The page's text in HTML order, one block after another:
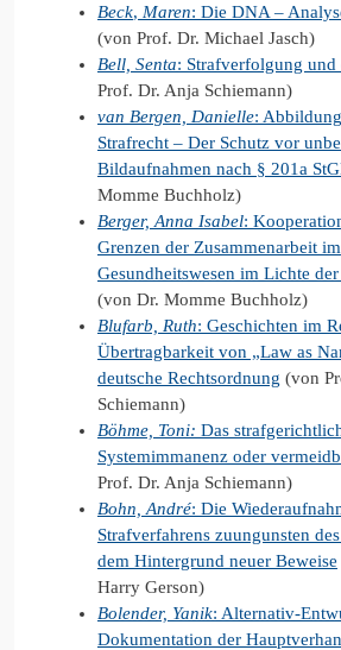
Beck, Maren: Die DNA –
(von Prof. Dr. Michael Jasch)
Bell, Senta: Strafverfolgung und
Prof. Dr. Anja Schiemann)
van Bergen, Danielle:
Strafrecht – Der Schutz vor
Bildaufnahmen nach § 201a
Momme Buchholz)
Berger, Anna Isabel:
Grenzen der Zusammenarbeit im
Gesundheitswesen im Lichte
(von Dr. Momme Buchholz)
Blufarb, Ruth: Geschichten im
Übertragbarkeit von „Law as
deutsche Rechtsordnung (von
Schiemann)
Böhme, Toni: Das
Systemimmanenz oder
Prof. Dr. Anja Schiemann)
Bohn, André: Die
Strafverfahrens zuungunsten
dem Hintergrund neuer Beweise
Harry Gerson)
Bolender, Yanik: Alternativ-
Dokumentation der